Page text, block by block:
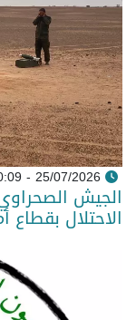
25/07/2026 - 20:09
الجيش
الاحتلال بقطاع